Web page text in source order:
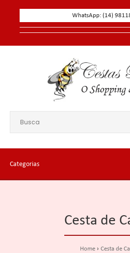
WhatsApp: (14)
Categorias
Cesta de
Home Cesta de